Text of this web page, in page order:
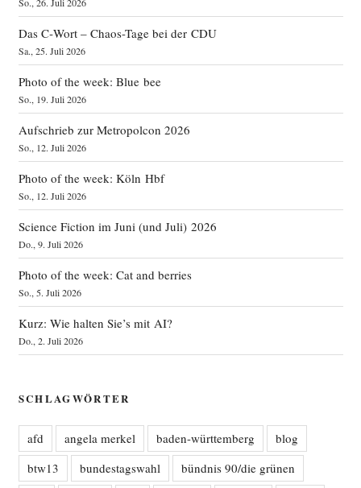
Das C‑Wort – Chaos-Tage bei der CDU
Sa., 25. Juli 2026
Photo of the week: Blue bee
So., 19. Juli 2026
Aufschrieb zur Metropolcon 2026
So., 12. Juli 2026
Photo of the week: Köln Hbf
So., 12. Juli 2026
Science Fiction im Juni (und Juli) 2026
Do., 9. Juli 2026
Photo of the week: Cat and berries
So., 5. Juli 2026
Kurz: Wie halten Sie’s mit AI?
Do., 2. Juli 2026
SCHLAGWÖRTER
afd angela merkel baden-württemberg
blog
btw13
bundestagswahl
bündnis 90/die grünen